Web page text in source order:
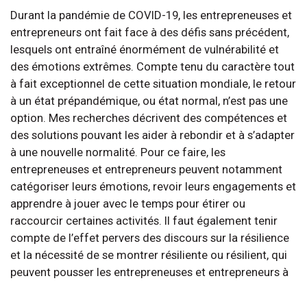
Durant la pandémie de COVID-19, les entrepreneuses et
entrepreneurs ont fait face à des défis sans précédent,
lesquels ont entraîné énormément de vulnérabilité et
des émotions extrêmes. Compte tenu du caractère tout
à fait exceptionnel de cette situation mondiale, le retour
à un état prépandémique, ou état normal, n’est pas une
option. Mes recherches décrivent des compétences et
des solutions pouvant les aider à rebondir et à s’adapter
à une nouvelle normalité. Pour ce faire, les
entrepreneuses et entrepreneurs peuvent notamment
catégoriser leurs émotions, revoir leurs engagements et
apprendre à jouer avec le temps pour étirer ou
raccourcir certaines activités. Il faut également tenir
compte de l’effet pervers des discours sur la résilience
et la nécessité de se montrer résiliente ou résilient, qui
peuvent pousser les entrepreneuses et entrepreneurs à